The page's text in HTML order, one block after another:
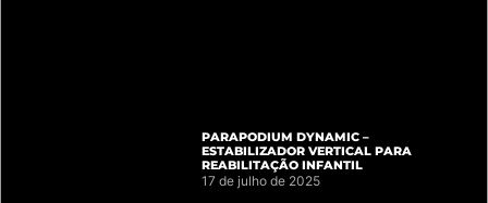
PARAPODIUM DYNAMIC –
ESTABILIZADOR VERTICAL PARA
REABILITAÇÃO INFANTIL
17 de julho de 2025